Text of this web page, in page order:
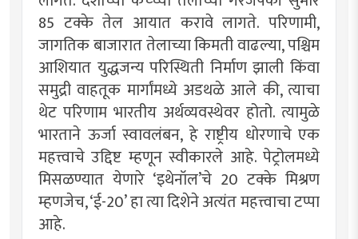
85 टक्के तेल आयात करावे लागते. परिणामी,
जागतिक बाजारात तेलाच्या किमती वाढल्या, पश्चिम
आशियात युद्धजन्य परिस्थिती निर्माण झाली किंवा
समुद्री वाहतूक मार्गांमध्ये अडथळे आले की, त्याचा
थेट परिणाम भारतीय अर्थव्यवस्थेवर होतो. त्यामुळे
भारताने ऊर्जा स्वावलंबन, हे राष्ट्रीय धोरणाचे एक
महत्त्वाचे उद्दिष्ट म्हणून स्वीकारले आहे. पेट्रोलमध्ये
मिसळण्यात येणारे ‌‘इथेनॉल‌’चे 20 टक्के मिश्रण
म्हणजेच, ‌‘ई-20‌’ हा त्या दिशेने अत्यंत महत्त्वाचा टप्पा
आहे.